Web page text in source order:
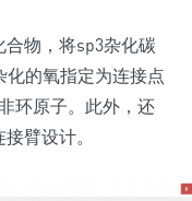
物，将sp3杂化碳
化的氧指定为连接点
环原子。此外，还
臂设计。